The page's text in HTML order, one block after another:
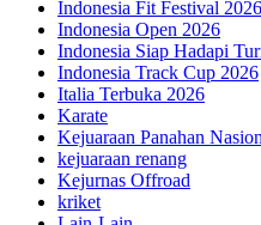
Indonesia Fit Festival 2026
Indonesia Open 2026
Indonesia Siap Hadapi
Indonesia Track Cup 2026
Italia Terbuka 2026
Karate
Kejuaraan Panahan
kejuaraan renang
Kejurnas Offroad
kriket